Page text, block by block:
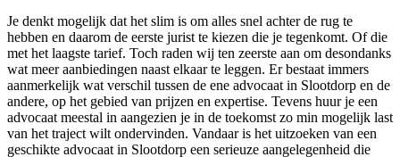
Je denkt mogelijk dat het slim is om alles snel achter de rug te
hebben en daarom de eerste jurist te kiezen die je tegenkomt. Of die
met het laagste tarief. Toch raden wij ten zeerste aan om desondanks
wat meer aanbiedingen naast elkaar te leggen. Er bestaat immers
aanmerkelijk wat verschil tussen de ene advocaat in Slootdorp en de
andere, op het gebied van prijzen en expertise. Tevens huur je een
advocaat meestal in aangezien je in de toekomst zo min mogelijk last
van het traject wilt ondervinden. Vandaar is het uitzoeken van een
geschikte advocaat in Slootdorp een serieuze aangelegenheid die